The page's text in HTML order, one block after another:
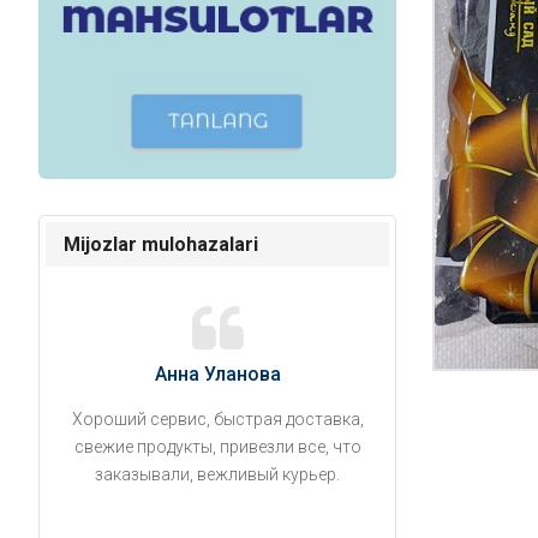
Mijozlar mulohazalari
Анна Уланова
Хороший сервис, быстрая доставка,
свежие продукты, привезли все, что
заказывали, вежливый курьер.
время. Занесли на 5